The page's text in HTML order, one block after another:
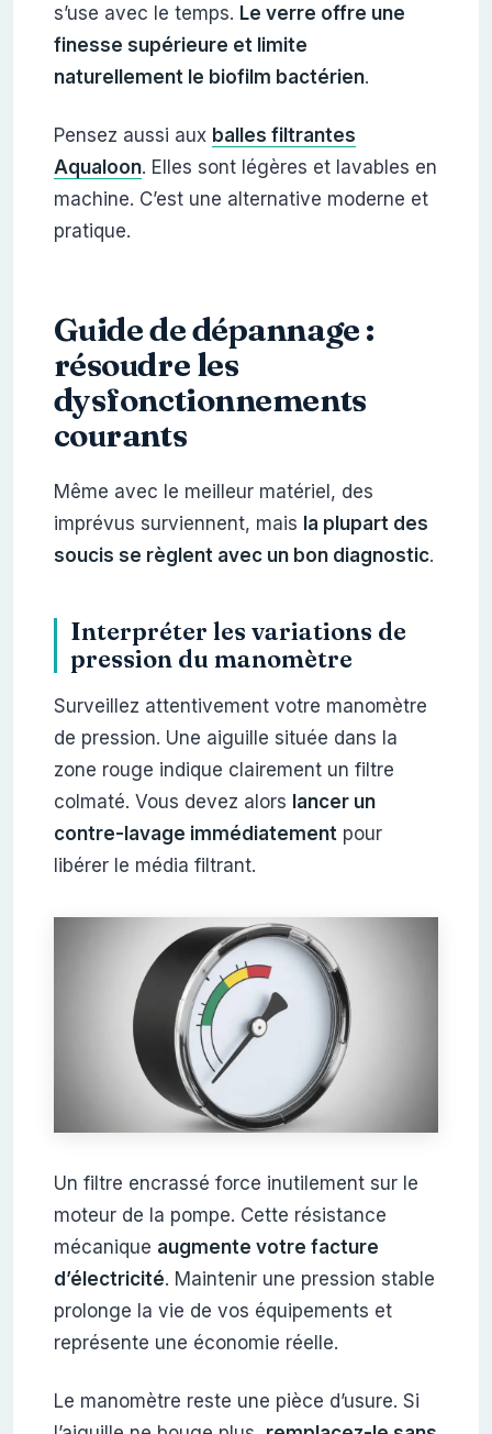
s’use avec le temps. Le verre offre une
finesse supérieure et limite
naturellement le biofilm bactérien.
Pensez aussi aux balles filtrantes
Aqualoon. Elles sont légères et lavables en
machine. C’est une alternative moderne et
pratique.
Guide de dépannage :
résoudre les
dysfonctionnements
courants
Même avec le meilleur matériel, des
imprévus surviennent, mais la plupart des
soucis se règlent avec un bon diagnostic.
Interpréter les variations de
pression du manomètre
Surveillez attentivement votre manomètre
de pression. Une aiguille située dans la
zone rouge indique clairement un filtre
colmaté. Vous devez alors lancer un
contre-lavage immédiatement pour
libérer le média filtrant.
Un filtre encrassé force inutilement sur le
moteur de la pompe. Cette résistance
mécanique augmente votre facture
d’électricité. Maintenir une pression stable
prolonge la vie de vos équipements et
représente une économie réelle.
Le manomètre reste une pièce d’usure. Si